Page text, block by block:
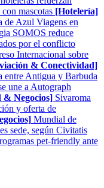
mascotas [Hotelería]
de Azul Viagens en
SOMOS reduce
por el conflicto
Internacional sobre
& Conectividad]
entre Antigua y Barbuda
une a Autograph
Negocios] Sivaroma
y oferta de
Mundial de
sede, según Civitatis
pet-friendly ante